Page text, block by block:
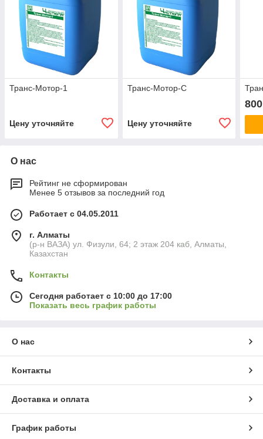
Транс-Мотор-1
Цену уточняйте
Транс-Мотор-С
Цену уточняйте
800
О нас
Рейтинг не сформирован
Менее 5 отзывов за последний год
Работает с 04.05.2011
г. Алматы
(р-н ВАЗА) ул. Физули, 64; 2 этаж 204 каб, Алматы,
Казахстан
Контакты
Сегодня работает с 10:00 до 17:00
Показать весь график работы
О нас
Контакты
Доставка и оплата
График работы